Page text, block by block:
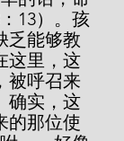
13）。孩
乏能够教
这里，这
被呼召来
确实，这
的那位使